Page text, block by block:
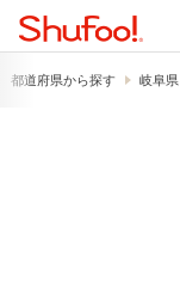
都道府県から探す 岐阜県